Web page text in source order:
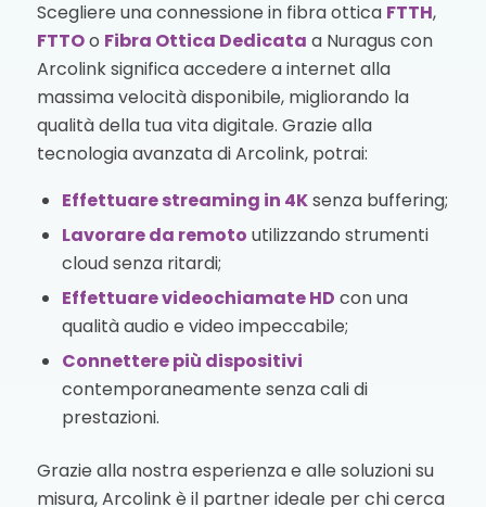
Scegliere una connessione in fibra ottica FTTH,
FTTOo Fibra Ottica Dedicata a Nuragus con
Arcolink significa accedere a internet alla
massima velocità disponibile, migliorando la
qualità della tua vita digitale. Grazie alla
tecnologia avanzata di Arcolink, potrai:
Effettuare streaming in 4Ksenza buffering;
Lavorare da remoto utilizzando strumenti
cloud senza ritardi;
Effettuare videochiamate HD con una
qualità audio e video impeccabile;
Connettere più dispositivi
contemporaneamente senza cali di
prestazioni.
Grazie alla nostra esperienza e alle soluzioni su
misura, Arcolink è il partner ideale per chi cerca